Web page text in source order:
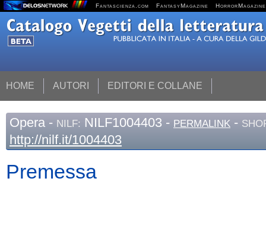
Fantascienza.com FantasyMagazine HorrorMagazine
HOME AUTORI EDITORI E COLLANE
Opera - NILF: NILF1004403 - PERMALINK -
http://nilf.it/1004403
Premessa